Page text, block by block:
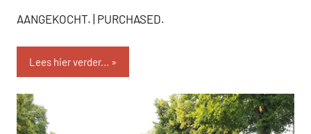
AANGEKOCHT. | PURCHASED.
Lees hier verder...